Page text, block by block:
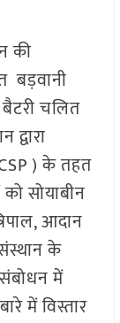
की
बड़वानी
बैटरी चलित
) के तहत
सोयाबीन
आदान
के
संबोधन में
में विस्तार